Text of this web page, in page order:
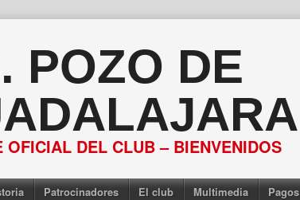
POZO DE
OFICIAL DEL CLUB – BIENVENIDOS
Patrocinadores El club Multimedia Pagos